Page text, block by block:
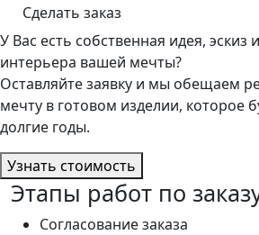
Сделать заказ
У Вас есть собственная идея,
интерьера вашей мечты?
Оставляйте заявку и мы обещаем
мечту в готовом изделии, которое
долгие годы.
Узнать стоимость
Этапы работ по
Согласование заказа